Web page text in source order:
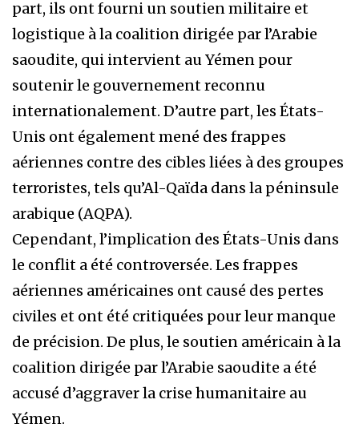
part, ils ont fourni un soutien militaire et
logistique à la coalition dirigée par l’Arabie
saoudite, qui intervient au Yémen pour
soutenir le gouvernement reconnu
internationalement. D’autre part, les États-
Unis ont également mené des frappes
aériennes contre des cibles liées à des groupes
terroristes, tels qu’Al-Qaïda dans la péninsule
arabique (AQPA).
Cependant, l’implication des États-Unis dans
le conflit a été controversée. Les frappes
aériennes américaines ont causé des pertes
civiles et ont été critiquées pour leur manque
de précision. De plus, le soutien américain à la
coalition dirigée par l’Arabie saoudite a été
accusé d’aggraver la crise humanitaire au
Yémen.